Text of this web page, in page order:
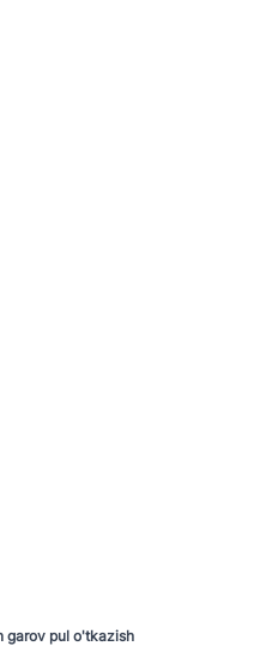
garov pul o'tkazish